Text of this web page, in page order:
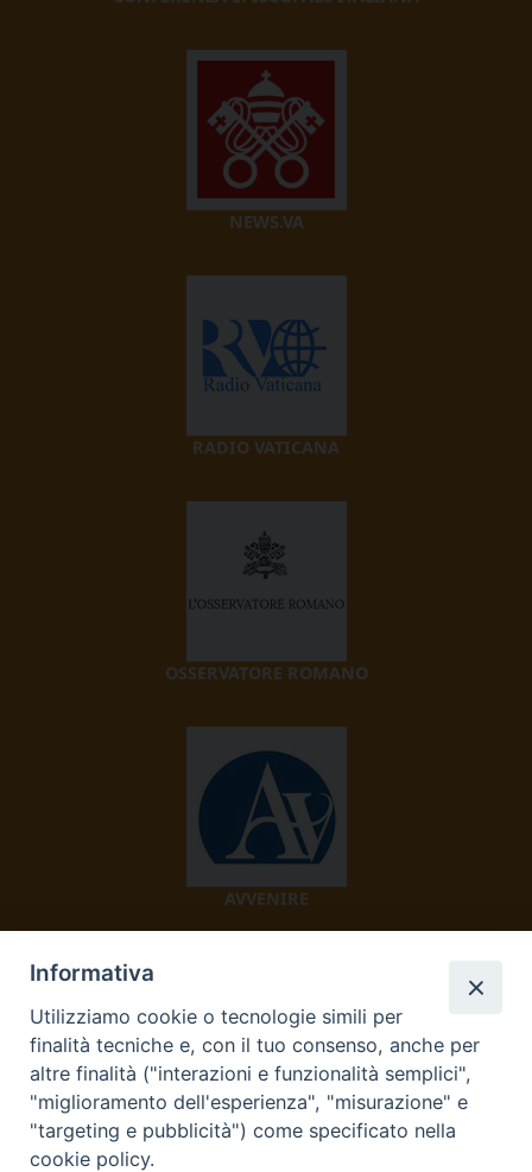
NEWS.VA
RADIO VATICANA
OSSERVATORE ROMANO
AVVENIRE
TV 2000
Informativa
Utilizziamo cookie o tecnologie simili per
finalità tecniche e, con il tuo consenso, anche per
altre finalità ("interazioni e funzionalità semplici",
"miglioramento dell'esperienza", "misurazione" e
"targeting e pubblicità") come specificato nella
cookie policy.